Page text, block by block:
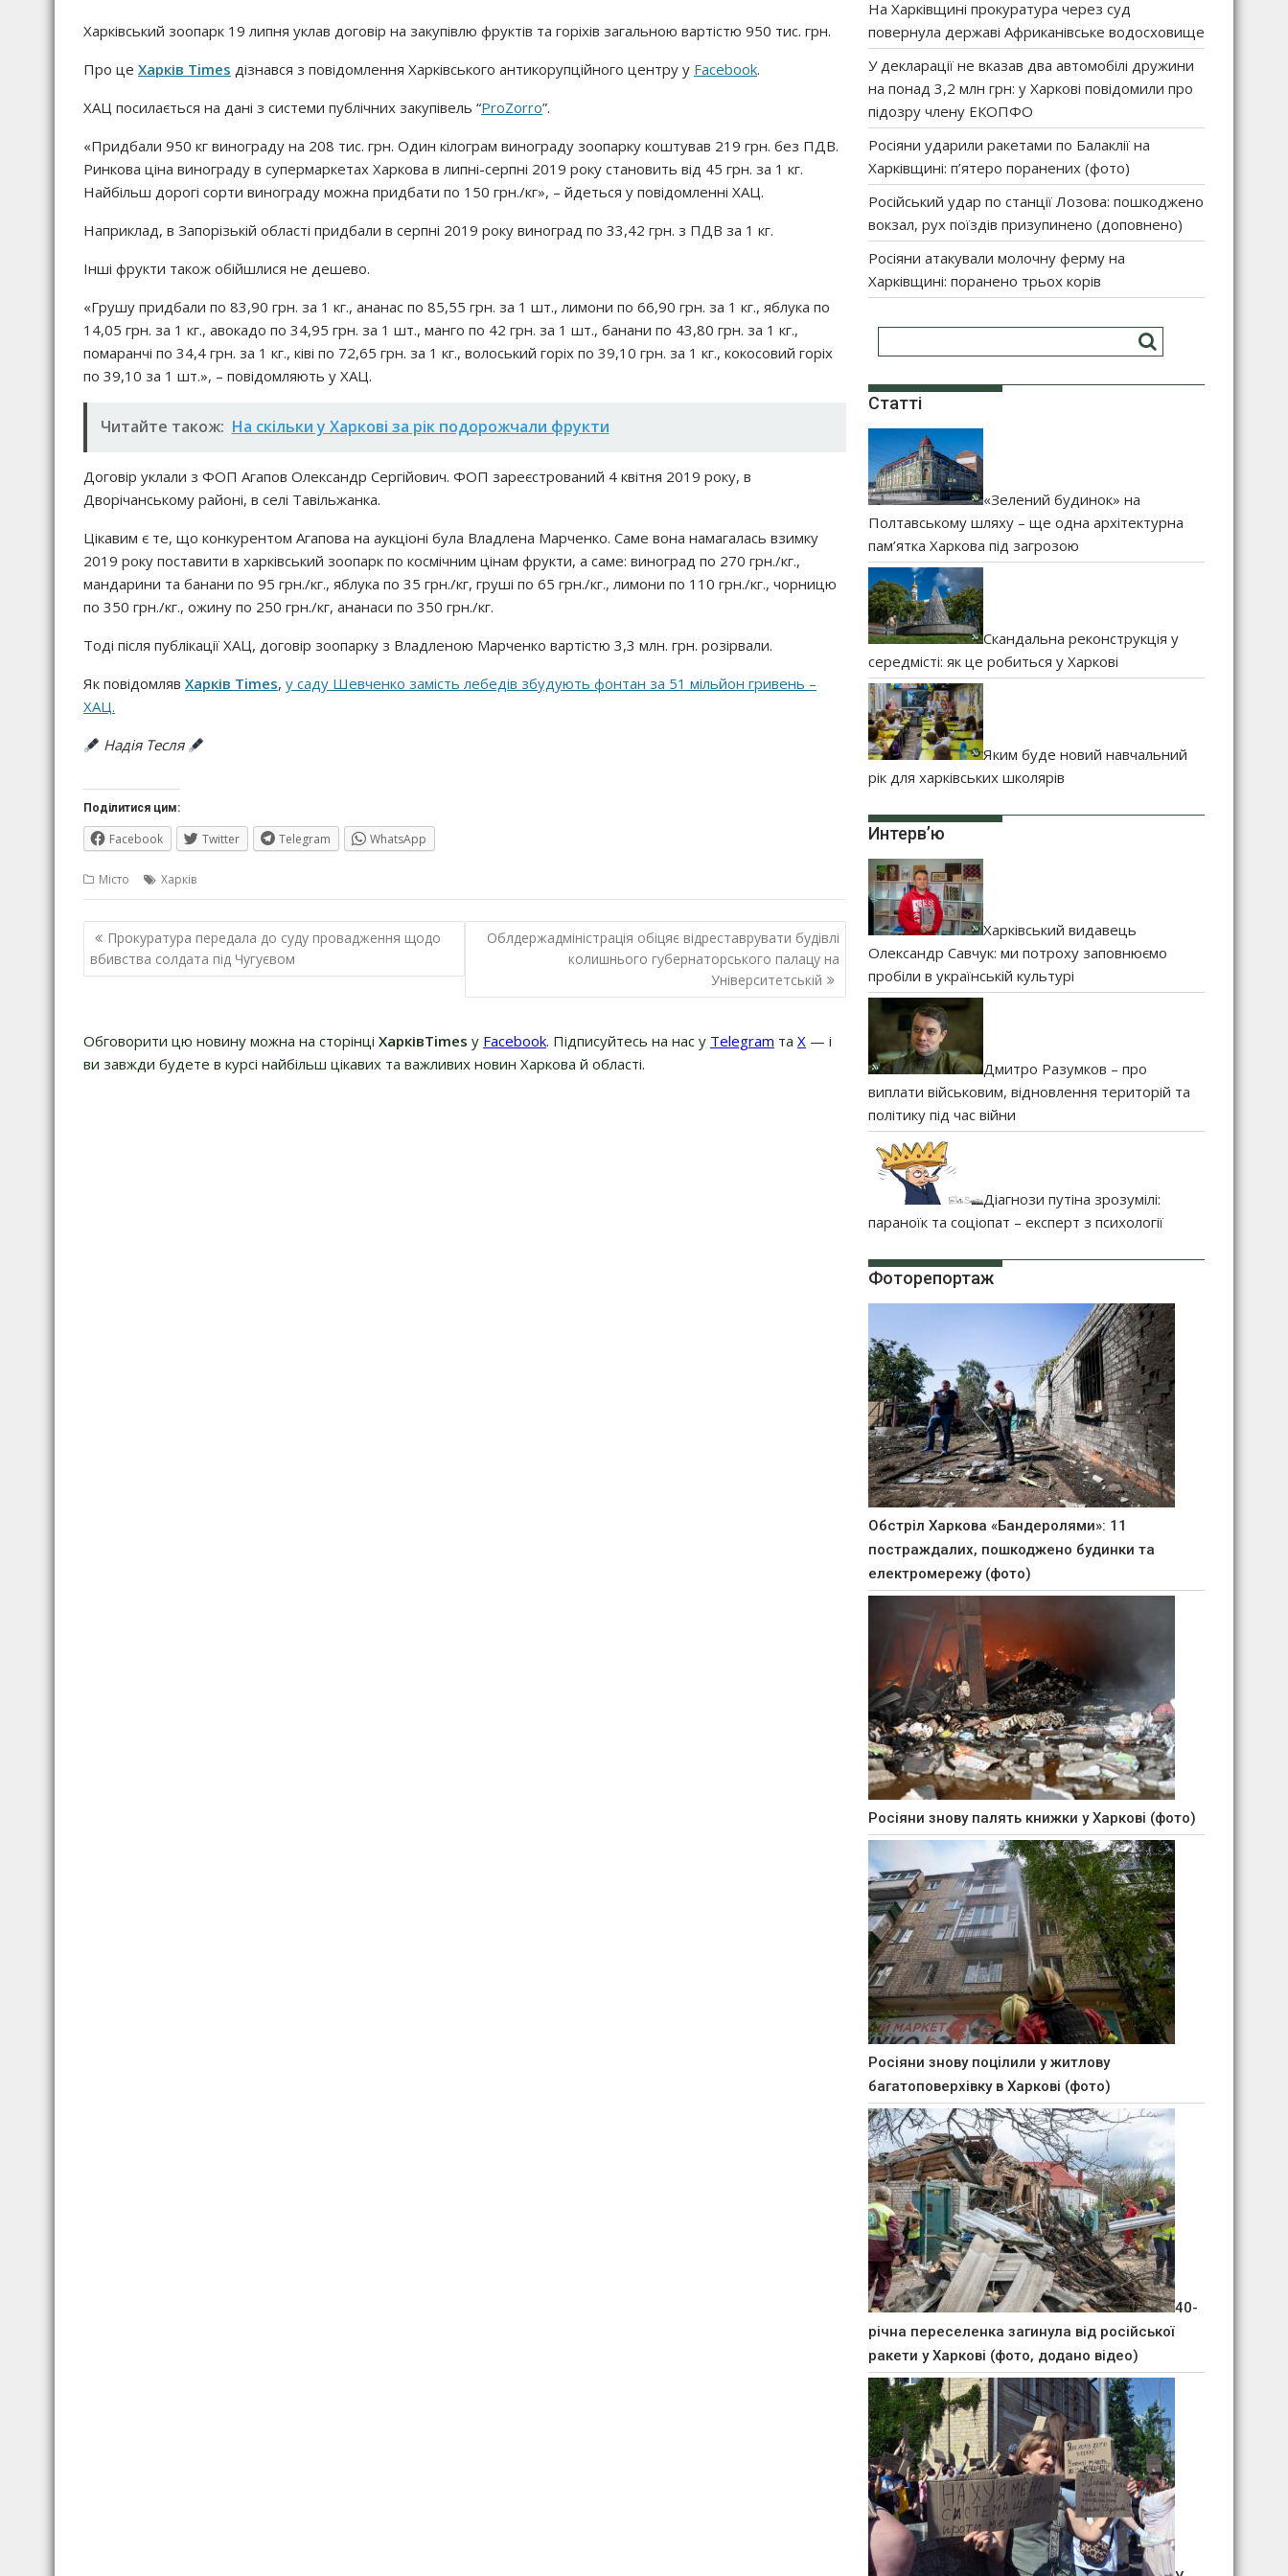
Харківський зоопарк 19 липня уклав договір на закупівлю фруктів та горіхів загальною вартістю 950 тис. грн.
Про це Харків Times дізнався з повідомлення Харківського антикорупційного центру у Facebook.
ХАЦ посилається на дані з системи публічних закупівель “ProZorro”.
«Придбали 950 кг винограду на 208 тис. грн. Один кілограм винограду зоопарку коштував 219 грн. без ПДВ.
Ринкова ціна винограду в супермаркетах Харкова в липні-серпні 2019 року становить від 45 грн. за 1 кг.
Найбільш дорогі сорти винограду можна придбати по 150 грн./кг», – йдеться у повідомленні ХАЦ.
Наприклад, в Запорізькій області придбали в серпні 2019 року виноград по 33,42 грн. з ПДВ за 1 кг.
Інші фрукти також обійшлися не дешево.
«Грушу придбали по 83,90 грн. за 1 кг., ананас по 85,55 грн. за 1 шт., лимони по 66,90 грн. за 1 кг., яблука по
14,05 грн. за 1 кг., авокадо по 34,95 грн. за 1 шт., манго по 42 грн. за 1 шт., банани по 43,80 грн. за 1 кг.,
помаранчі по 34,4 грн. за 1 кг., ківі по 72,65 грн. за 1 кг., волоський горіх по 39,10 грн. за 1 кг., кокосовий горіх
по 39,10 за 1 шт.», – повідомляють у ХАЦ.
Читайте також: На скільки у Харкові за рік подорожчали фрукти
Договір уклали з ФОП Агапов Олександр Сергійович. ФОП зареєстрований 4 квітня 2019 року, в
Дворічанському районі, в селі Тавільжанка.
Цікавим є те, що конкурентом Агапова на аукціоні була Владлена Марченко. Саме вона намагалась взимку
2019 року поставити в харківський зоопарк по космічним цінам фрукти, а саме: виноград по 270 грн./кг.,
мандарини та банани по 95 грн./кг., яблука по 35 грн./кг, груші по 65 грн./кг., лимони по 110 грн./кг., чорницю
по 350 грн./кг., ожину по 250 грн./кг, ананаси по 350 грн./кг.
Тоді після публікації ХАЦ, договір зоопарку з Владленою Марченко вартістю 3,3 млн. грн. розірвали.
Як повідомляв Харків Times, у саду Шевченко замість лебедів збудують фонтан за 51 мільйон гривень –
ХАЦ.
Надія Тесля
Поділитися цим:
Facebook Twitter Telegram WhatsApp
Місто Харків
Навігація
записів
Прокуратура передала до суду провадження щодо
вбивства солдата під Чугуєвом
Облдержадміністрація обіцяє відреставрувати будівлі
колишнього губернаторського палацу на
Університетській
Обговорити цю новину можна на сторінці ХарківTimes у Facebook. Підписуйтесь на нас у Telegram та Х — і
ви завжди будете в курсі найбільш цікавих та важливих новин Харкова й області.
На Харківщині прокуратура через суд
повернула державі Африканівське водосховище
У декларації не вказав два автомобілі дружини
на понад 3,2 млн грн: у Харкові повідомили про
підозру члену ЕКОПФО
Росіяни ударили ракетами по Балаклії на
Харківщині: п’ятеро поранених (фото)
Російський удар по станції Лозова: пошкоджено
вокзал, рух поїздів призупинено (доповнено)
Росіяни атакували молочну ферму на
Харківщині: поранено трьох корів
Статті
«Зелений будинок» на
Полтавському шляху – ще одна архітектурна
пам’ятка Харкова під загрозою
Скандальна реконструкція у
середмісті: як це робиться у Харкові
Яким буде новий навчальний
рік для харківських школярів
Интерв’ю
Харківський видавець
Олександр Савчук: ми потроху заповнюємо
пробіли в українській культурі
Дмитро Разумков – про
виплати військовим, відновлення територій та
політику під час війни
Діагнози путіна зрозумілі:
параноїк та соціопат – експерт з психології
Фоторепортаж
Обстріл Харкова «Бандеролями»: 11
постраждалих, пошкоджено будинки та
електромережу (фото)
Росіяни знову палять книжки у Харкові (фото)
Росіяни знову поцілили у житлову
багатоповерхівку в Харкові (фото)
40-
річна переселенка загинула від російської
ракети у Харкові (фото, додано відео)